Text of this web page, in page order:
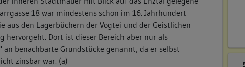
18 war mindestens schon im 16. Jahrhundert
aus den Lagerbüchern der Vogtei und der Geistlichen
hervorgeht. Dort ist dieser Bereich aber nur als
an benachbarte Grundstücke genannt, da er selbst
zinsbar war. (a)